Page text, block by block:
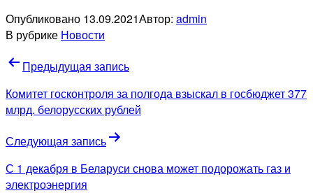
Опубликовано 13.09.2021Автор: admin
В рубрике Новости
Навигация
по
записям
Предыдущая запись
Комитет госконтроля за полгода взыскал в госбюджет 377
млрд. белорусских рублей
Следующая запись
С 1 декабря в Беларуси снова может подорожать газ и
электроэнергия